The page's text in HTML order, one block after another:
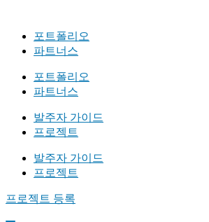
포트폴리오
파트너스
포트폴리오
파트너스
발주자 가이드
프로젝트
발주자 가이드
프로젝트
프로젝트 등록